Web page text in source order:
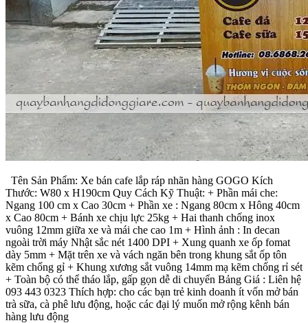
Tên Sản Phẩm: Xe bán cafe lắp ráp nhãn hàng GOGO Kích
Thước: W80 x H190cm Quy Cách Kỹ Thuật: + Phần mái che:
Ngang 100 cm x Cao 30cm + Phần xe : Ngang 80cm x Hông 40cm
x Cao 80cm + Bánh xe chịu lực 25kg + Hai thanh chống inox
vuông 12mm giữa xe và mái che cao 1m + Hình ảnh : In decan
ngoài trời máy Nhật sắc nét 1400 DPI + Xung quanh xe ốp fomat
dày 5mm + Mặt trên xe và vách ngăn bên trong khung sắt ốp tôn
kẽm chống gỉ + Khung xương sắt vuông 14mm mạ kẽm chống rỉ sét
+ Toàn bộ có thể tháo lắp, gấp gọn dễ di chuyển Bảng Giá : Liên hệ
093 443 0323 Thích hợp: cho các bạn trẻ kinh doanh ít vốn mở bán
trà sữa, cà phê lưu động, hoặc các đại lý muốn mở rộng kênh bán
hàng lưu động